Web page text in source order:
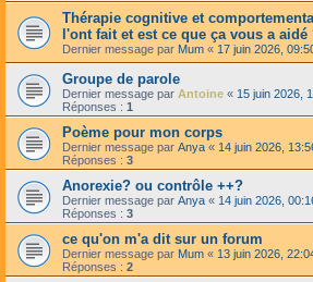
Thérapie cognitive et
l'ont fait et est ce que ça vous a aidé
Dernier message par Mum « 17 juin 2026,
Groupe de parole
Dernier message par Antoine « 15 juin 2026,
Réponses : 1
Poème pour mon corps
Dernier message par Anya « 14 juin 2026,
Réponses : 3
Anorexie? ou contrôle ++?
Dernier message par Anya « 14 juin 2026,
Réponses : 3
ce qu'on m'a dit sur un forum
Dernier message par Mum « 13 juin 2026,
Réponses : 2